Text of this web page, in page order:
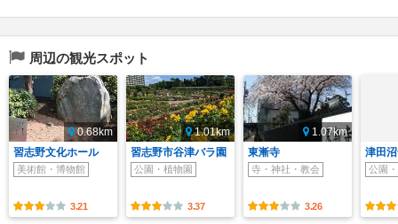
周辺の観光スポット
0.68km
習志野文化ホール
美術館・博物館
3.21
1.01km
習志野市谷津バラ園
公園・植物園
3.37
1.07km
東漸寺
寺・神社・教会
3.26
津田
公園